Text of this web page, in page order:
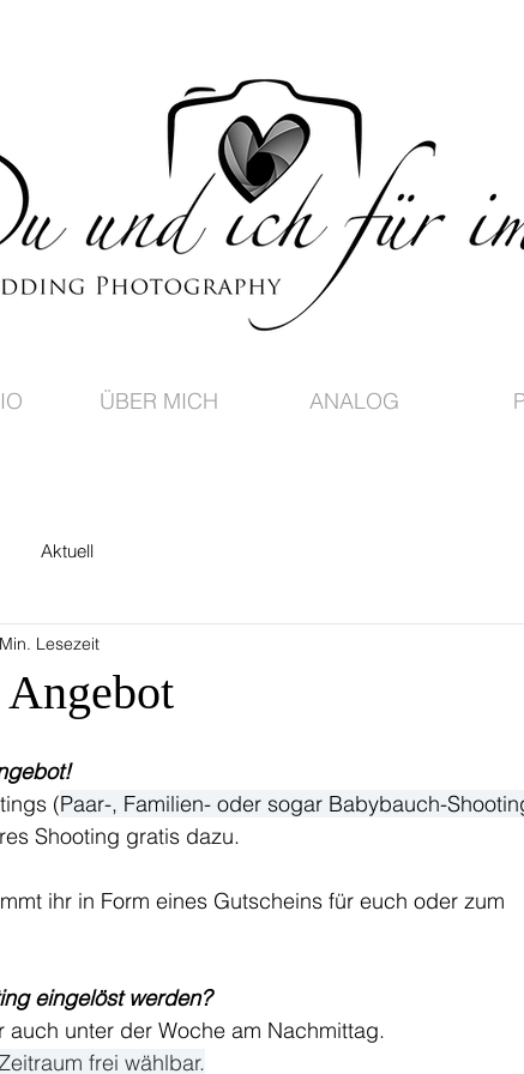
ÜBER MICH ANALOG
Aktuell
Lesezeit
(Paar-, Familien- oder sogar Babybauch-
Shooting gratis dazu.
ihr in Form eines Gutscheins für euch oder zum
eingelöst werden?
auch unter der Woche am Nachmittag.
frei wählbar.